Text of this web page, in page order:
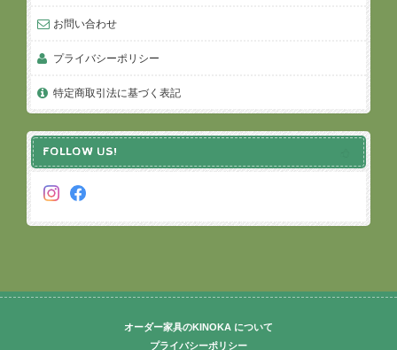
お問い合わせ
プライバシーポリシー
特定商取引法に基づく表記
FOLLOW US!
オーダー家具のKINOKA について
プライバシーポリシー